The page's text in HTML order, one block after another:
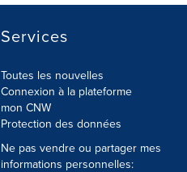
Services
Toutes les nouvelles
Connexion à la plateforme
mon CNW
Protection des données
Ne pas vendre ou partager mes
informations personnelles: